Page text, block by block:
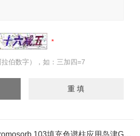
伯数字），如：三加四=7
103填充色谱柱应用岛津GC14C